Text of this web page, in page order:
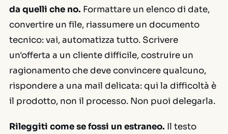
da quelli che no. Formattare un elenco di date,
convertire un file, riassumere un documento
tecnico: vai, automatizza tutto. Scrivere
un'offerta a un cliente difficile, costruire un
ragionamento che deve convincere qualcuno,
rispondere a una mail delicata: qui la difficoltà è
il prodotto, non il processo. Non puoi delegarla.
Rileggiti come se fossi un estraneo. Il testo